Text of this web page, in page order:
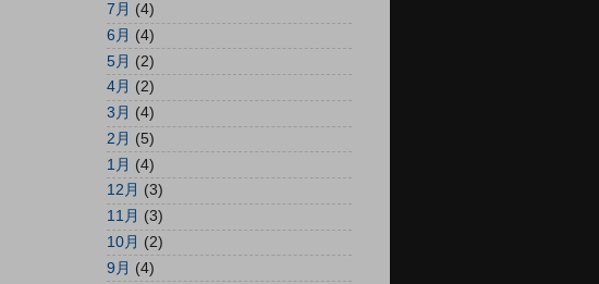
7月 (4)
6月 (4)
5月 (2)
4月 (2)
3月 (4)
2月 (5)
1月 (4)
12月 (3)
11月 (3)
10月 (2)
9月 (4)